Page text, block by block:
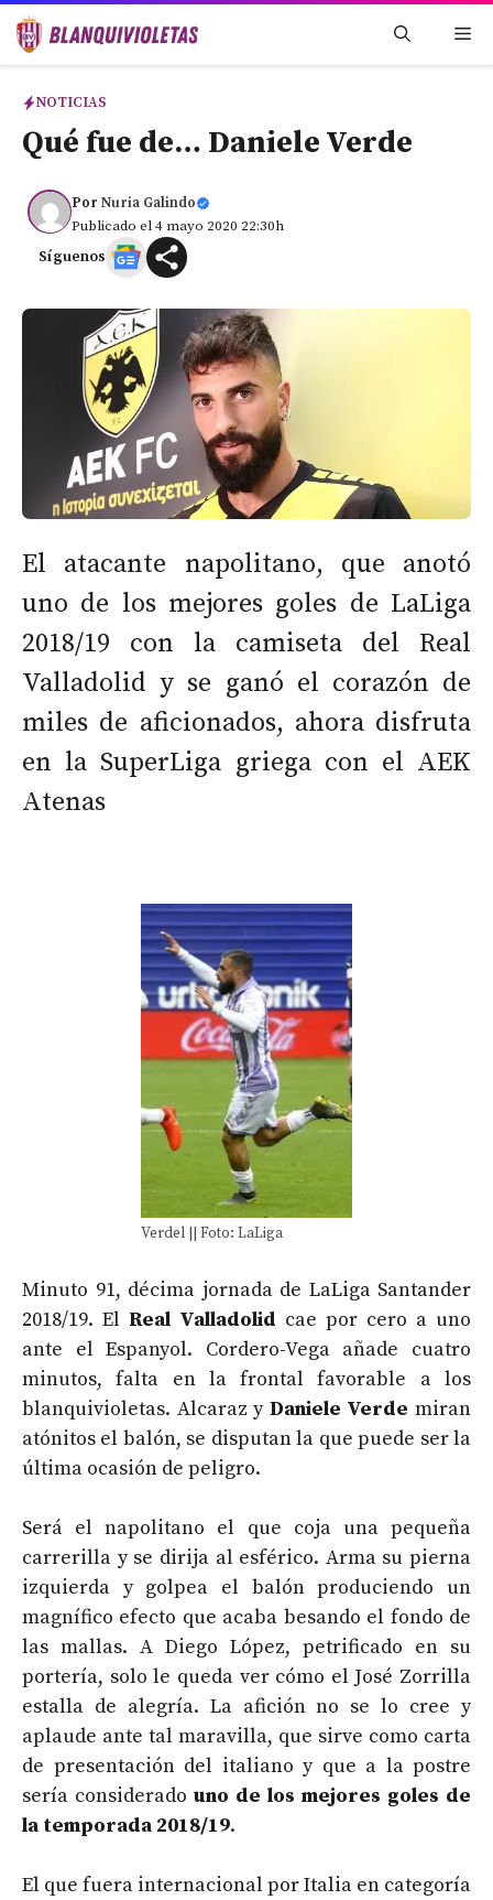
Saltar
NOTICIAS
Qué fue de… Daniele Verde
Por Nuria Galindo
Publicado el 4 mayo 2020 22:30h
Síguenos
El atacante napolitano, que anotó
uno de los mejores goles de LaLiga
2018/19 con la camiseta del Real
Valladolid y se ganó el corazón de
miles de aficionados, ahora disfruta
en la SuperLiga griega con el AEK
Atenas
Verdel || Foto: LaLiga
Minuto 91, décima jornada de LaLiga Santander
2018/19. El Real Valladolid cae por cero a uno
ante el Espanyol. Cordero-Vega añade cuatro
minutos, falta en la frontal favorable a los
blanquivioletas. Alcaraz y Daniele Verde miran
atónitos el balón, se disputan la que puede ser la
última ocasión de peligro.
Será el napolitano el que coja una pequeña
carrerilla y se dirija al esférico. Arma su pierna
izquierda y golpea el balón produciendo un
magnífico efecto que acaba besando el fondo de
las mallas. A Diego López, petrificado en su
portería, solo le queda ver cómo el José Zorrilla
estalla de alegría. La afición no se lo cree y
aplaude ante tal maravilla, que sirve como carta
de presentación del italiano y que a la postre
sería considerado uno de los mejores goles de
la temporada 2018/19.
El que fuera internacional por Italia en categoría